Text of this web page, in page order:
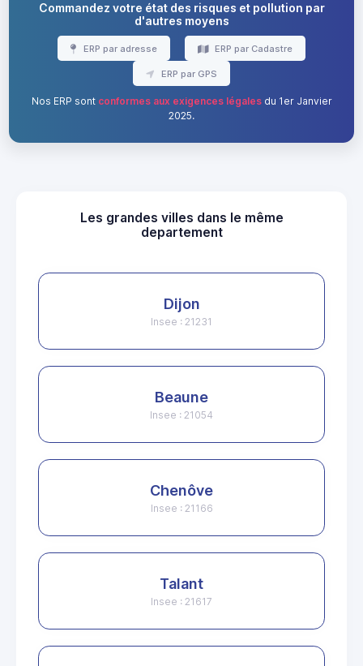
Commandez votre état des risques et pollution par
d'autres moyens
ERP par adresse ERP par Cadastre
ERP par GPS
Nos ERP sont conformes aux exigences légalesdu 1er Janvier
2025.
Les grandes villes dans le même
departement
Dijon
Insee : 21231
Beaune
Insee : 21054
Chenôve
Insee : 21166
Talant
Insee : 21617